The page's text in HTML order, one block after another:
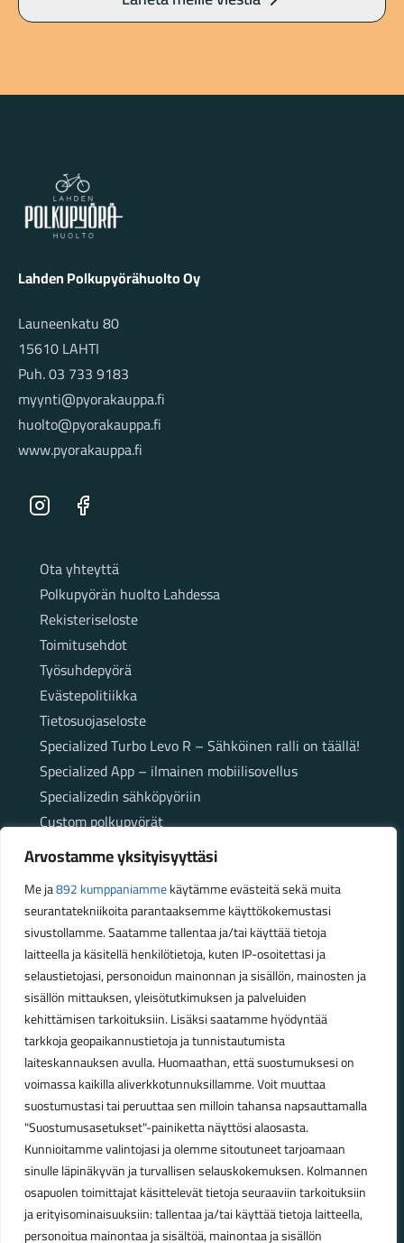
Arvostamme yksityisyyttäsi
Me ja892 kumppaniammekäytämme evästeitä sekä muita
seurantatekniikoita parantaaksemme käyttökokemustasi
sivustollamme. Saatamme tallentaa ja/tai käyttää tietoja
laitteella ja käsitellä henkilötietoja, kuten IP-osoitettasi ja
selaustietojasi, personoidun mainonnan ja sisällön, mainosten ja
sisällön mittauksen, yleisötutkimuksen ja palveluiden
kehittämisen tarkoituksiin. Lisäksi saatamme hyödyntää
tarkkoja geopaikannustietoja ja tunnistautumista
laiteskannauksen avulla. Huomaathan, että suostumuksesi on
voimassa kaikilla aliverkkotunnuksillamme. Voit muuttaa
suostumustasi tai peruuttaa sen milloin tahansa napsauttamalla
"Suostumusasetukset"-painiketta näyttösi alaosasta.
Kunnioitamme valintojasi ja olemme sitoutuneet tarjoamaan
sinulle läpinäkyvän ja turvallisen selauskokemuksen. Kolmannen
osapuolen toimittajat käsittelevät tietoja seuraaviin tarkoituksiin
ja erityisominaisuuksiin: tallentaa ja/tai käyttää tietoja laitteella,
personoitua mainontaa ja sisältöä, mainontaa ja sisällön
Lahden Polkupyörähuolto - etusivulle
Lahden Polkupyörähuolto Oy
Launeenkatu 80
15610 LAHTI
Puh. 03 733 9183
myynti@pyorakauppa.fi
huolto@pyorakauppa.fi
www.pyorakauppa.fi
Instagram Facebook
SivutOta yhteyttä
Polkupyörän huolto Lahdessa
Rekisteriseloste
Toimitusehdot
Työsuhdepyörä
Evästepolitiikka
Tietosuojaseloste
Specialized Turbo Levo R – Sähköinen ralli on täällä!
Specialized App – ilmainen mobiilisovellus
Specializedin sähköpyöriin
Custom polkupyörät
Fatbikellä helppoa ja huoletonta etenemistä
maastossa
Aukioloajat
Talvikauden aukioloajat (1.10.2025 – 28.2.2026)
Ma-Pe 10-18
La 10-14
Kesäkauden aukioloajat (1.3.2026 – 30.9.2026)
Ma-Pe 10-18
La 9-15
Poikkeavat aukioloajat:
Pyhäinpäivä lauantai 31.10. – suljettu
© Lahden Polkupyörähuolto - 2026